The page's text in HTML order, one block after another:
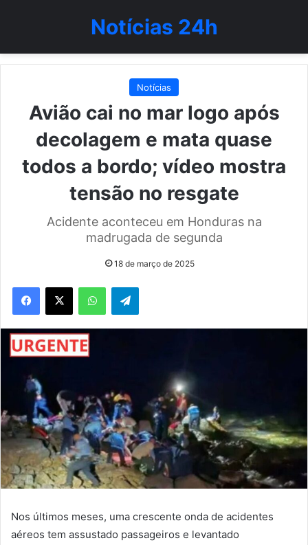
Notícias 24h
Notícias
Avião cai no mar logo após
decolagem e mata quase
todos a bordo; vídeo mostra
tensão no resgate
Acidente aconteceu em Honduras na
madrugada de segunda
18 de março de 2025
WhatsAppTelegram
Nos últimos meses, uma crescente onda de acidentes
aéreos tem assustado passageiros e levantado